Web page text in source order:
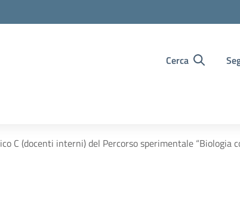
Cerca
C (docenti interni) del Percorso sperimentale “Biologia